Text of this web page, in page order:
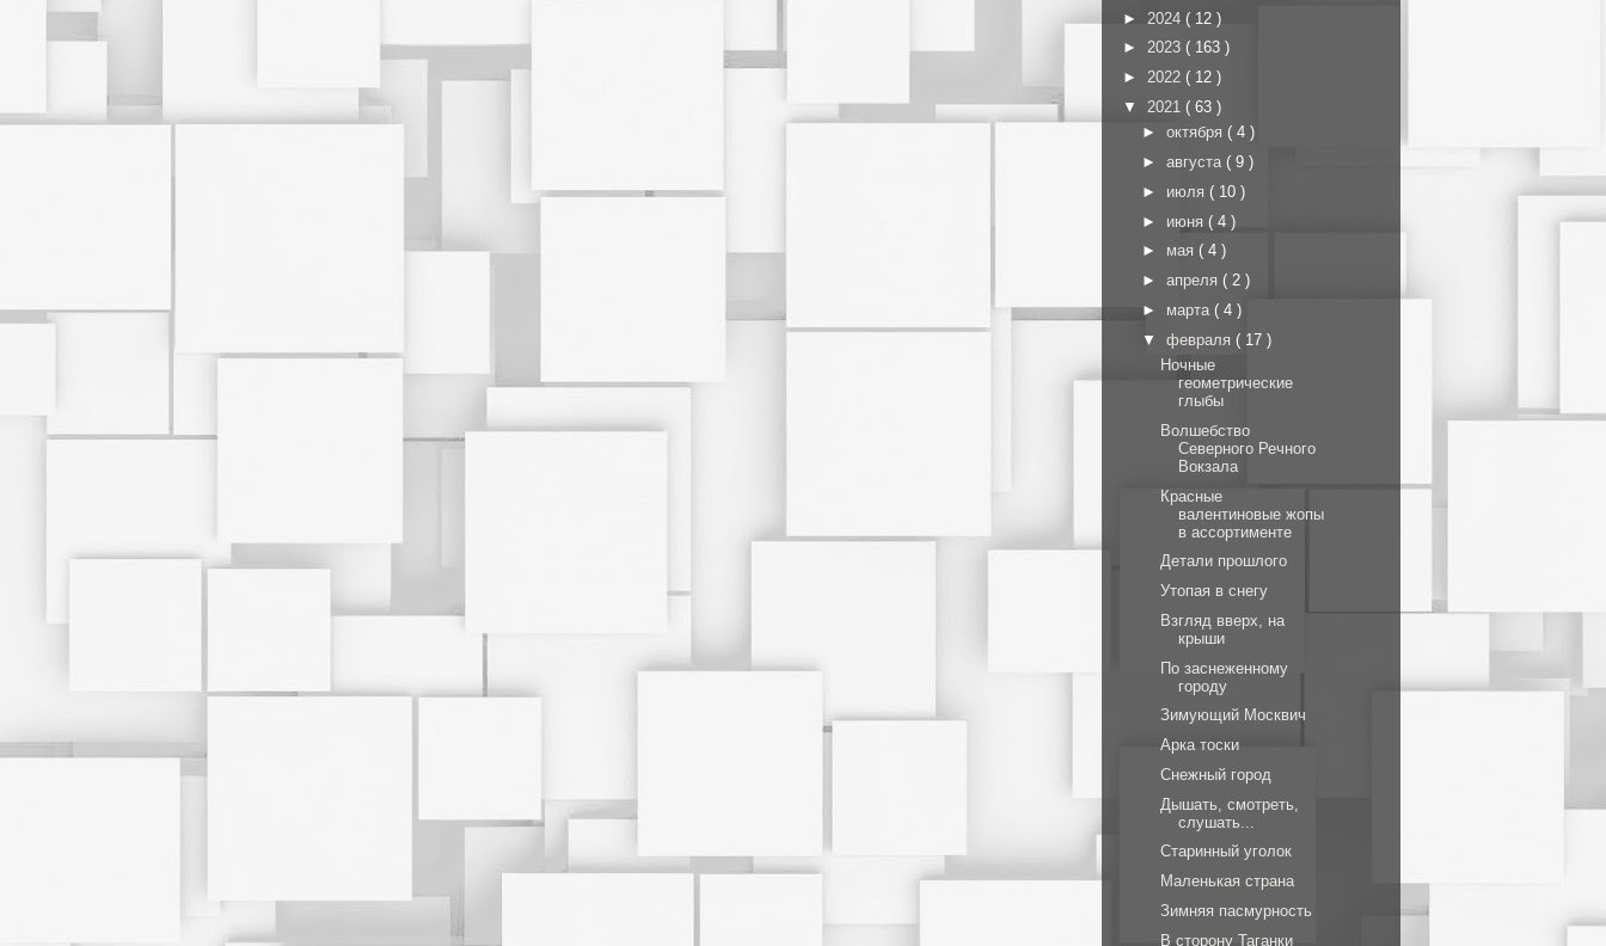
► 2024 ( 12 )
► 2023 ( 163 )
► 2022 ( 12 )
▼ 2021 ( 63 )
► октября ( 4 )
► августа ( 9 )
► июля ( 10 )
► июня ( 4 )
► мая ( 4 )
► апреля ( 2 )
► марта ( 4 )
▼ февраля ( 17 )
Ночные
геометрические
глыбы
Волшебство
Северного Речного
Вокзала
Красные
валентиновые жопы
в ассортименте
Детали прошлого
Утопая в снегу
Взгляд вверх, на
крыши
По заснеженному
городу
Зимующий Москвич
Арка тоски
Снежный город
Дышать, смотреть,
слушать...
Старинный уголок
Маленькая страна
Зимняя пасмурность
В сторону Таганки